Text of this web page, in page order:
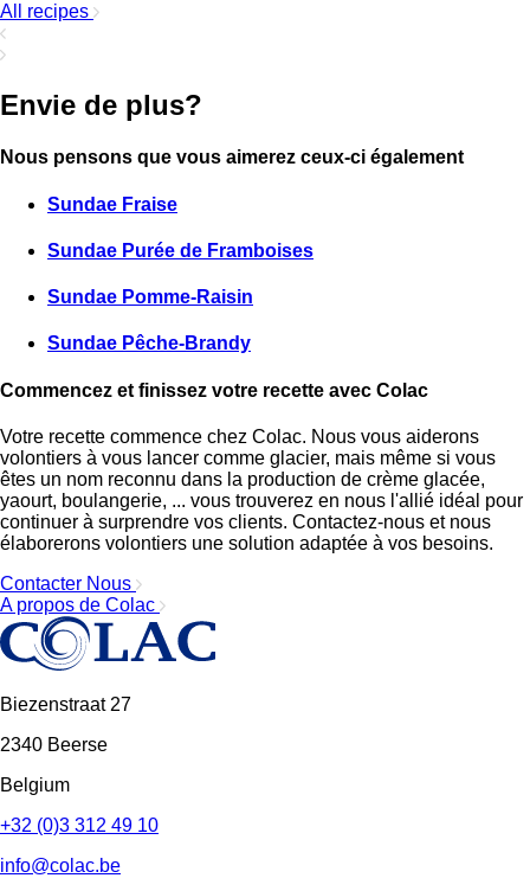
All recipes
Envie de plus?
Nous pensons que vous aimerez ceux-ci également
Sundae Fraise
Sundae Purée de Framboises
Sundae Pomme-Raisin
Sundae Pêche-Brandy
Commencez et finissez votre recette avec Colac
Votre recette commence chez Colac. Nous vous aiderons
volontiers à vous lancer comme glacier, mais même si vous
êtes un nom reconnu dans la production de crème glacée,
yaourt, boulangerie, ... vous trouverez en nous l'allié idéal pour
continuer à surprendre vos clients. Contactez-nous et nous
élaborerons volontiers une solution adaptée à vos besoins.
Contacter Nous
A propos de Colac
Biezenstraat 27
2340 Beerse
Belgium
+32 (0)3 312 49 10
info@colac.be